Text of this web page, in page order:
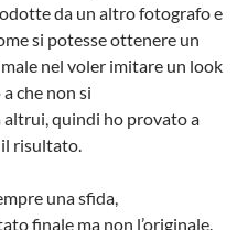
da un altro fotografo e
si potesse ottenere un
nel voler imitare un look
che non si
altrui, quindi ho provato a
risultato.
una sfida,
finale ma non l’originale.